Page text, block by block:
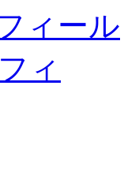
ィール
ィ